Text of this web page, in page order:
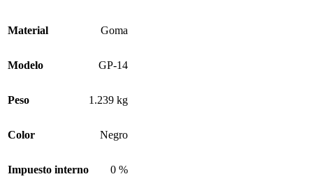
Material Goma
Modelo GP-14
Peso 1.239 kg
Color Negro
Impuesto interno 0 %